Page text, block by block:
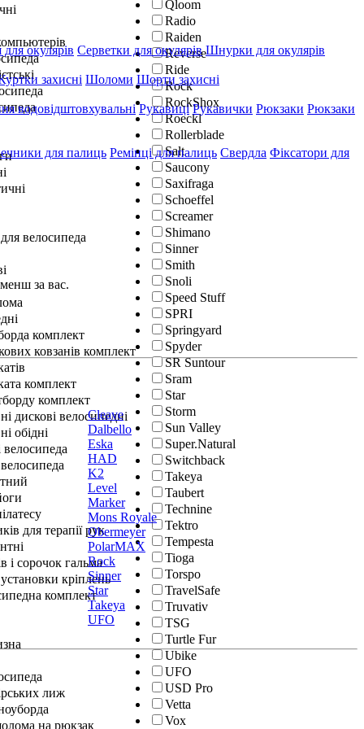
Qloom
Radio
Raiden
Reverse
Ride
Rock
RockShox
Roeckl
Rollerblade
Salt
Saucony
Saxifraga
Schoeffel
Screamer
Shimano
Sinner
Smith
Snoli
Speed Stuff
SPRI
Springyard
Spyder
SR Suntour
Sram
Star
Storm
Sun Valley
Super.Natural
Switchback
Takeya
Taubert
Technine
Tektro
Tempesta
Tioga
Torspo
TravelSafe
Truvativ
TSG
Turtle Fur
Ubike
UFO
USD Pro
Vetta
Vox
велосипеда
комплект
ковзанів комплект
комплект
комплект
дискові велосипедні
обідні
велосипеда
для терапії рук
і сорочок гальма
кріплень
комплект
лиж
на рюкзак
окулярів Серветки для окулярів Шнурки для окулярів
захисні Шоломи Шорти захисні
водовідштовхувальні Рукавиці Рукавички Рюкзаки Рюкзаки
для палиць Ремінці для палиць Свердла Фіксатори для
за вас.
Cleave
Dalbello
Eska
HAD
K2
Level
Marker
Mons Royale
Obermeyer
PolarMAX
Rock
Sinner
Star
Takeya
UFO